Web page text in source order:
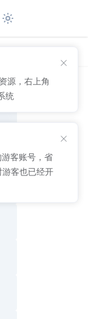
源，右上角
统
客账号，省
客也已经开